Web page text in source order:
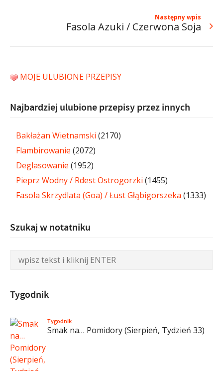
Następny wpis
Fasola Azuki / Czerwona Soja
MOJE ULUBIONE PRZEPISY
Najbardziej ulubione przepisy przez innych
Bakłażan Wietnamski (2170)
Flambirowanie (2072)
Deglasowanie (1952)
Pieprz Wodny / Rdest Ostrogorzki (1455)
Fasola Skrzydlata (Goa) / Łust Głąbigorszeka (1333)
Szukaj w notatniku
Tygodnik
Tygodnik
Smak na… Pomidory (Sierpień, Tydzień 33)